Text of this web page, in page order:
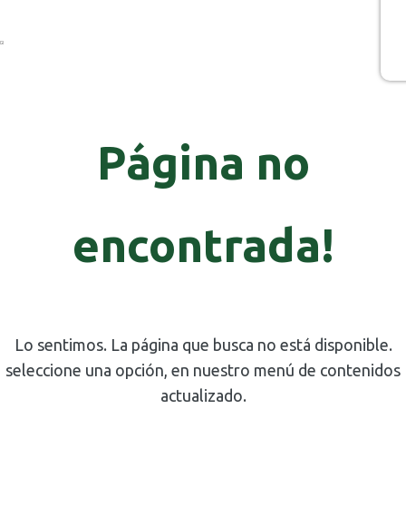
Página no
encontrada!
Lo sentimos. La página que busca no está disponible.
seleccione una opción, en nuestro menú de contenidos
actualizado.